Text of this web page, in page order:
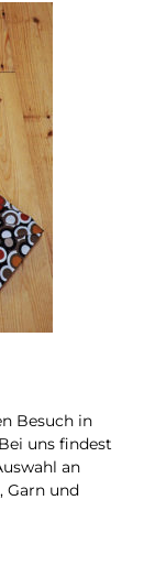
Besuch in
uns findest
an
Garn und